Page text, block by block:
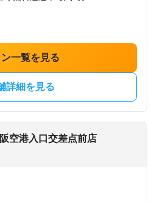
一覧を見る
詳細を見る
空港入口交差点前店